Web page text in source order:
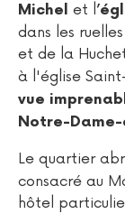
Michel et l
dans les
et de la
à l'église
vue
Notre-Dame-
Le quartier
consacré au
hôtel